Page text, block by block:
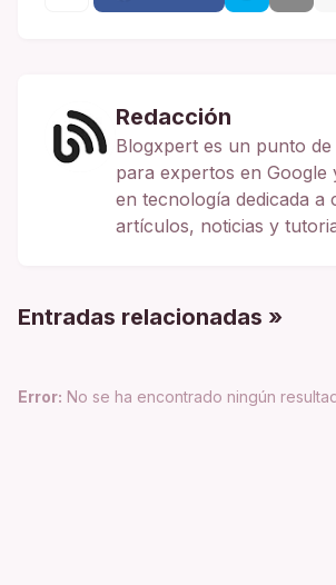
Redacción
Blogxpert es un punto
para expertos en Google
en tecnología dedicada a
artículos, noticias y
Entradas relacionadas »
Error: No se ha encontrado ningún